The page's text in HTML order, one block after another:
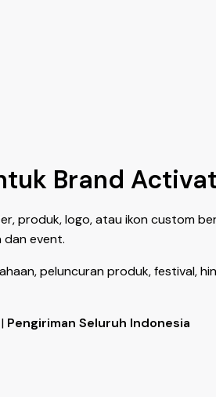
Brand
produk, logo, atau ikon custom
event.
peluncuran produk, festival,
| Pengiriman Seluruh Indonesia